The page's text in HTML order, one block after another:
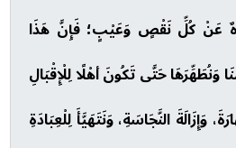
عَنْ كُلِّ نَقْصٍ وَعَيْبٍ؛ فَإِنَّ هَذَا
وَنُطَهِّرَهَا حَتَّى تَكُونَ أهْلًا لِلْإِقْبَالِ
وَإِزَالَةَ النَّجَاسَةِ، وَنَتَهَيَّأَ لِلْعِبَادَةِ